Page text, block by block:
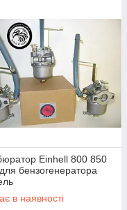
Einhell 800 850
бензогенератора
в наявності